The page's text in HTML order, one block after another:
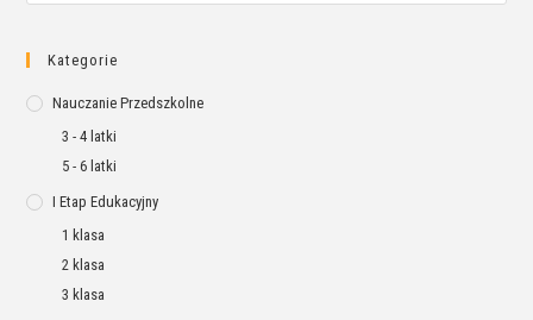
Kategorie
Nauczanie Przedszkolne
3 - 4 latki
5 - 6 latki
I Etap Edukacyjny
1 klasa
2 klasa
3 klasa